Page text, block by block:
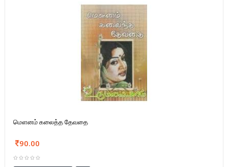
மௌனம் கலைத்த தேவதை
90.00